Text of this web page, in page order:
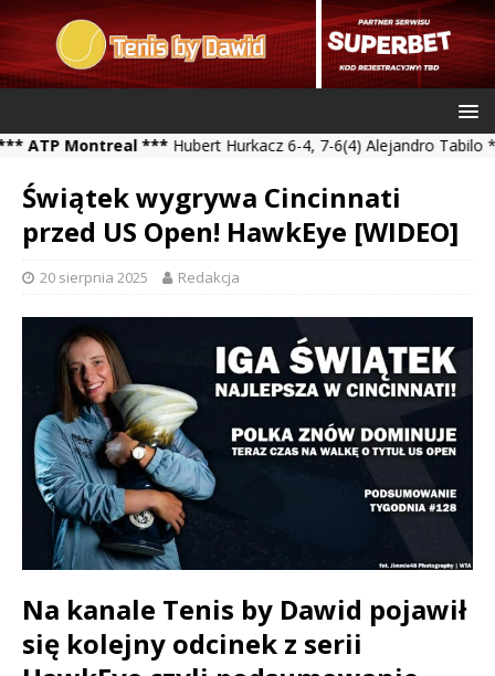
Montreal ***Hubert Hurkacz 6-4, 7-6(4) Alejandro Tabilo ***
Świątek wygrywa Cincinnati
przed US Open! HawkEye [WIDEO]
20 sierpnia 2025 Redakcja
Na kanale Tenis by Dawid pojawił
się kolejny odcinek z serii